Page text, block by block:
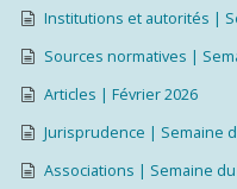
Institutions et autorités |
Sources normatives |
Articles | Février 2026
Jurisprudence | Semaine
Associations | Semaine du